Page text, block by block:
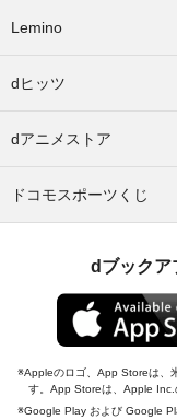
Lemino
dヒッツ
dアニメストア
ドコモスポーツくじ
dブックア
Appleのロゴ、App Storeは、
す。App Storeは、Apple Inc.
Google Play および Google